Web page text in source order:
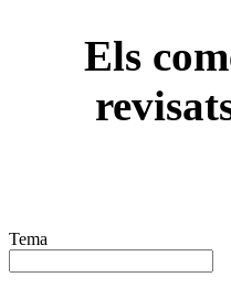
Els
Tema